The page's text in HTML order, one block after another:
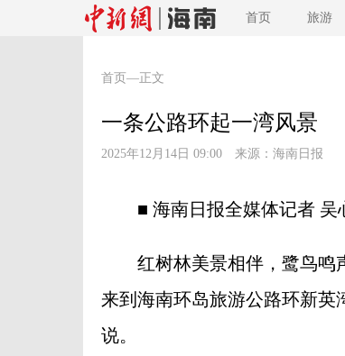
首页 旅游
首页 —正文
一条公路环起一湾风景
2025年12月14日 09:00 来源： 海南日报
■ 海南日报全媒体记者 吴
红树林美景相伴，鹭鸟鸣
来到海南环岛旅游公路环新英
说。